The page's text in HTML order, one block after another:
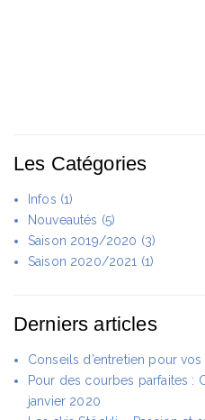
Les Catégories
Infos (1)
Nouveautés (5)
Saison 2019/2020 (3)
Saison 2020/2021 (1)
Derniers articles
Conseils d’entretien pour
Pour des courbes parfaites :
janvier 2020